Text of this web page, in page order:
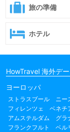
旅の準備
ホテル
HowTravel 海外デ
ヨーロッパ
ストラスブール ニー
フィレンツェ
ベネチ
アムステルダム
グラ
フランクフルト
ベル